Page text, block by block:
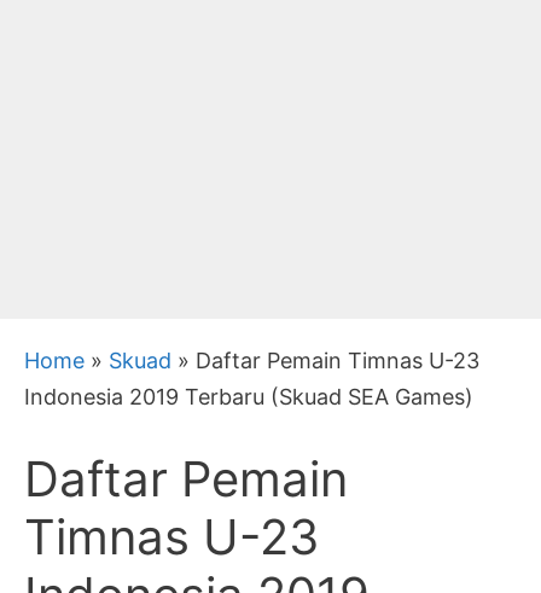
Home » Skuad » Daftar Pemain Timnas U-23
Indonesia 2019 Terbaru (Skuad SEA Games)
Daftar Pemain
Timnas U-23